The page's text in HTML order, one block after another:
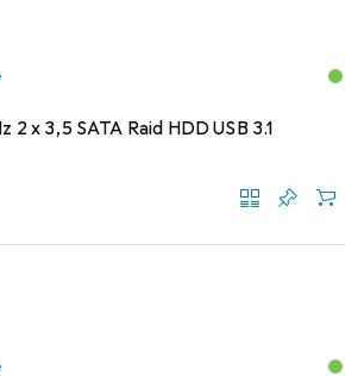
2 x 3,5 SATA Raid HDD USB 3.1